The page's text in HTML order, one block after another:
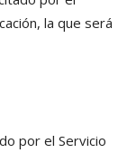
la que será
por el Servicio